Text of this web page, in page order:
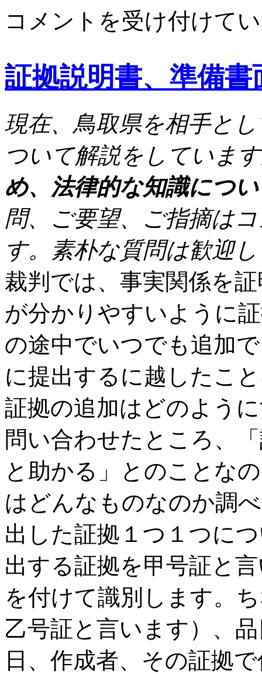
イ
ト
え
て
い
な
い
も
の
が
見
え
い
る
件
に
い
て
は
コメントを受け付けて
証拠説明書、準備書
現在、鳥取県を相手と
ついて解説をしていま
め、法律的な知識につ
問、ご要望、ご指摘は
す。素朴な質問は歓迎
裁判では、事実関係を
が分かりやすいように
の途中でいつでも追加
に提出するに越したこ
証拠の追加はどのよう
問い合わせたところ、
と助かる」とのことな
はどんなものなのか調
出した証拠１つ１つに
出する証拠を甲号証と
を付けて識別します。
乙号証と言います）、
日、作成者、その証拠